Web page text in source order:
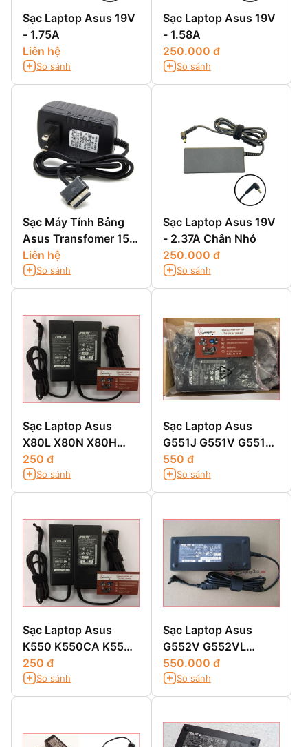
Sạc Laptop Asus 19V
- 1.75A
Liên hệ
So sánh
Sạc Laptop Asus 19V
- 1.58A
250.000 đ
So sánh
Sạc Máy Tính Bảng
Asus Transfomer 15V
- 1.2A
Liên hệ
So sánh
Sạc Laptop Asus 19V
- 2.37A Chân Nhỏ
250.000 đ
So sánh
Sạc Laptop Asus
X80L X80N X80H
X80LE X80A X80Z
250 đ
So sánh
Sạc Laptop Asus
G551J G551V G551JK
G551JM G551JW
G551VM G551JX
550 đ
So sánh
Sạc Laptop Asus
K550 K550CA K550C
K550CC
250 đ
So sánh
Sạc Laptop Asus
G552V G552VL
G552VW G552VX
550.000 đ
So sánh